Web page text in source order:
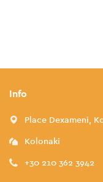
Info
Place Dexameni,
Kolonaki
+30 210 362 3942